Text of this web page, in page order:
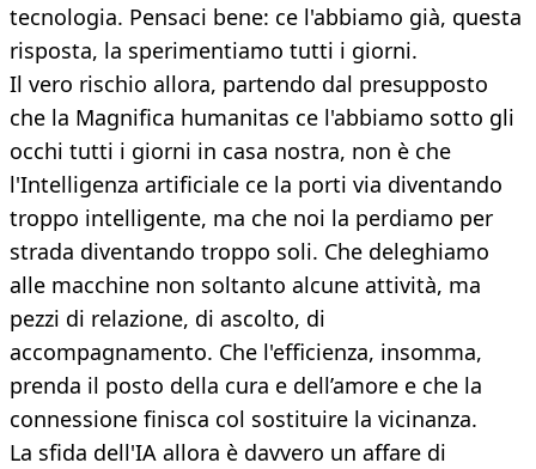
tecnologia. Pensaci bene: ce l'abbiamo già, questa
risposta, la sperimentiamo tutti i giorni.
Il vero rischio allora, partendo dal presupposto
che la Magnifica humanitas ce l'abbiamo sotto gli
occhi tutti i giorni in casa nostra, non è che
l'Intelligenza artificiale ce la porti via diventando
troppo intelligente, ma che noi la perdiamo per
strada diventando troppo soli. Che deleghiamo
alle macchine non soltanto alcune attività, ma
pezzi di relazione, di ascolto, di
accompagnamento. Che l'efficienza, insomma,
prenda il posto della cura e dell’amore e che la
connessione finisca col sostituire la vicinanza.
La sfida dell'IA allora è davvero un affare di